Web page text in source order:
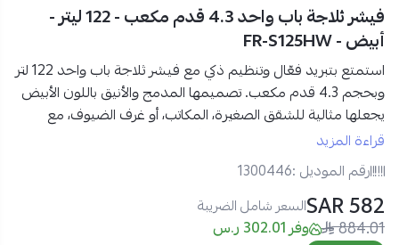
فيشر ثلاجة باب واحد 4.3 قدم مكعب - 122 ليتر -
أبيض - FR-S125HW
استمتع بتبريد فعّال وتنظيم ذكي مع
فيشر ثلاجة باب واحد 122 لتر
وبحجم 4.3 قدم مكعب.
تصميمها المدمج والأنيق باللون الأبيض
يجعلها مثالية للشقق الصغيرة، المكاتب، أو غرف الضيوف، مع
كفاءة عالية في استهلاك الطاقة وأداء موثوق للحفاظ على الأطعمة
والمشروبات طازجة.
مواصفات ثلاجة فيشر 122 لتر في السعودية:
العلامة التجارية:فيشر
قراءة المزيد
رقم الموديل :1300446
582 SAR السعر شامل الضريبة
884.01 وفر 302.01 ر.س